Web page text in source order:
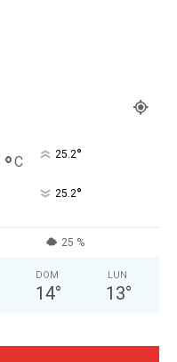
°C 25.2°
25.2°
25 %
DOM
14°
LUN
13°